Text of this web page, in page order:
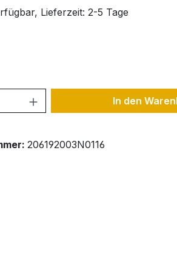
Lieferzeit: 2-5 Tage
Anzahl: Gib denIn den
206192003N0116